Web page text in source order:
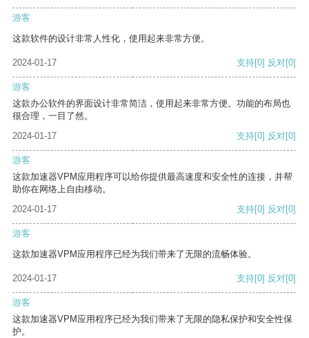
游客
这款软件的设计非常人性化，使用起来非常方便。
2024-01-17 支持[0] 反对[0]
游客
这款办公软件的界面设计非常简洁，使用起来非常方便。功能的布局也
很合理，一目了然。
2024-01-17
支持[0] 反对[0]
游客
这款加速器VPM应用程序可以给你提供最高速度和安全性的连接，并帮
助你在网络上自由移动。
2024-01-17
支持[0] 反对[0]
游客
这款加速器VPM应用程序已经为我们带来了无限的流畅体验。
2024-01-17 支持[0] 反对[0]
游客
这款加速器VPM应用程序已经为我们带来了无限的隐私保护和安全性保
护。